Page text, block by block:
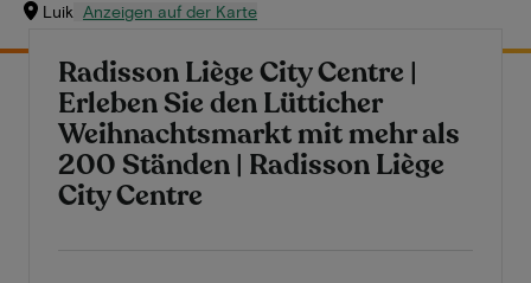
Luik Anzeigen auf der Karte
Radisson Liège City Centre |
Erleben Sie den Lütticher
Weihnachtsmarkt mit mehr als
200 Ständen | Radisson Liège
City Centre